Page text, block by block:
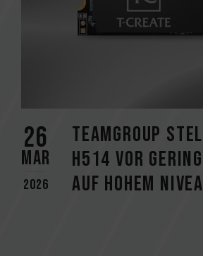
26
Mar
2026
TEAMGROUP
H514 vor
auf hohem